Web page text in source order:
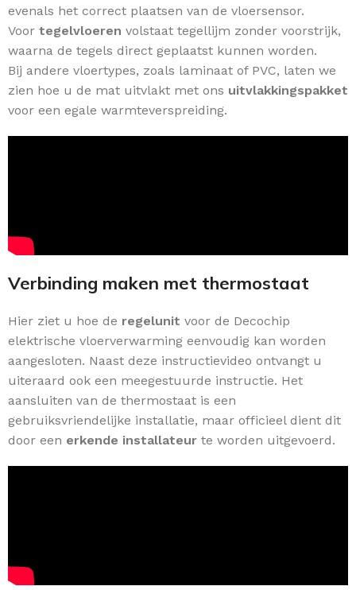
evenals het correct plaatsen van de vloersensor.
Voor tegelvloeren volstaat tegellijm zonder voorstrijk,
waarna de tegels direct geplaatst kunnen worden.
Bij andere vloertypes, zoals laminaat of PVC, laten we
zien hoe u de mat uitvlakt met ons uitvlakkingspakket
voor een egale warmteverspreiding.
Verbinding maken met thermostaat
Hier ziet u hoe de regelunit voor de Decochip
elektrische vloerverwarming eenvoudig kan worden
aangesloten. Naast deze instructievideo ontvangt u
uiteraard ook een meegestuurde instructie. Het
aansluiten van de thermostaat is een
gebruiksvriendelijke installatie, maar officieel dient dit
door een erkende installateur te worden uitgevoerd.